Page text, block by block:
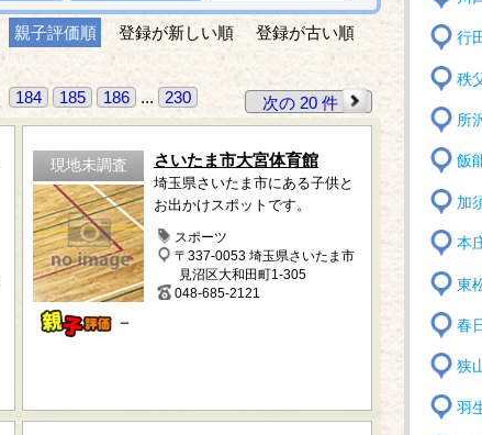
親子評価順 登録が新しい順 登録が古い順
184 185 186 ... 230 次の 20 件
現地未調査
－
さいたま市大宮体育館
埼玉県さいたま市にある子供と
お出かけスポットです。
スポーツ
〒337-0053 埼玉県さいたま市
見沼区大和田町1-305
048-685-2121
行
秩
所
飯
加
本
東
春
狭
羽